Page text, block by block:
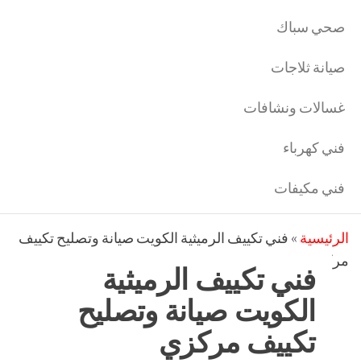
صحي سباك
صيانة ثلاجات
غسالات ونشافات
فني كهرباء
فني مكيفات
الرئيسية » فني تكييف الرميثية الكويت صيانة وتصليح تكييف
مركزيفني تكييف الرميثية
الكويت صيانة وتصليح
تكييف مركزي